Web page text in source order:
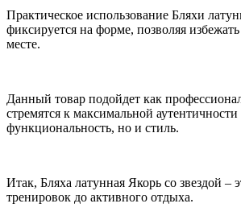
Практическое использование Бляхи
фиксируется на форме, позволяя
месте.
Данный товар подойдет как
стремятся к максимальной
функциональность, но и стиль.
Итак, Бляха латунная Якорь со звездой
тренировок до активного отдыха.